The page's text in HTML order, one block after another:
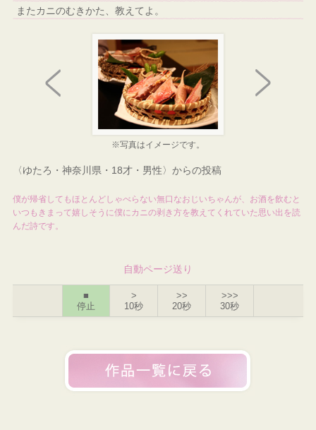
またカニのむきかた、教えてよ。
※写真はイメージです。
〈ゆたろ・神奈川県・18才・男性〉からの投稿
僕が帰省してもほとんどしゃべらない無口なおじいちゃんが、お酒を飲むと
いつもきまって嬉しそうに僕にカニの剥き方を教えてくれていた思い出を読
んだ詩です。
自動ページ送り
■
停止
>
10秒
>>
20秒
>>>
30秒